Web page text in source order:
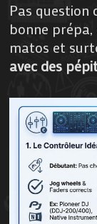
Pas question
bonne prépa,
matos et
avec des